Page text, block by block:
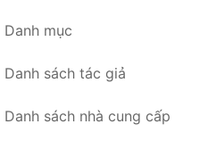
Danh mục
Danh sách tác giả
Danh sách nhà cung cấp